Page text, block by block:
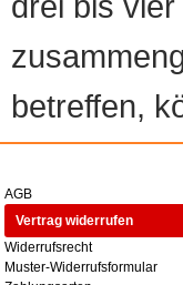
betreffen,
AGB
Vertrag widerrufen
Widerrufsrecht
Muster-Widerrufsformular